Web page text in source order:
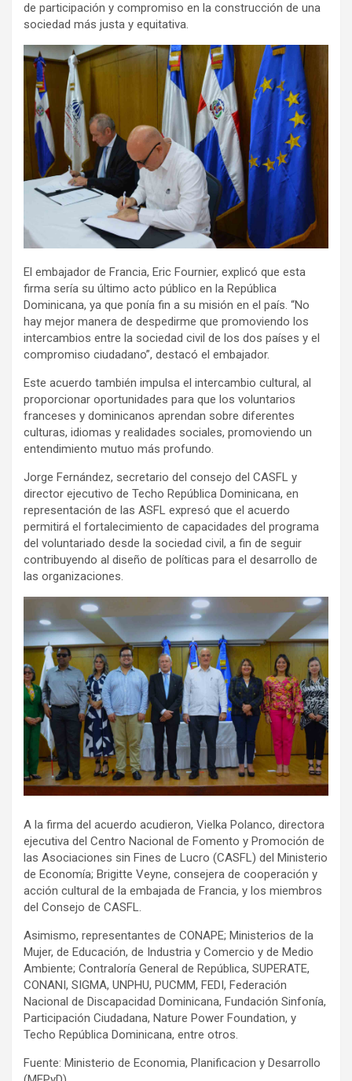
de participación y compromiso en la construcción de una
sociedad más justa y equitativa.
El embajador de Francia, Eric Fournier, explicó que esta
firma sería su último acto público en la República
Dominicana, ya que ponía fin a su misión en el país. “No
hay mejor manera de despedirme que promoviendo los
intercambios entre la sociedad civil de los dos países y el
compromiso ciudadano”, destacó el embajador.
Este acuerdo también impulsa el intercambio cultural, al
proporcionar oportunidades para que los voluntarios
franceses y dominicanos aprendan sobre diferentes
culturas, idiomas y realidades sociales, promoviendo un
entendimiento mutuo más profundo.
Jorge Fernández, secretario del consejo del CASFL y
director ejecutivo de Techo República Dominicana, en
representación de las ASFL expresó que el acuerdo
permitirá el fortalecimiento de capacidades del programa
del voluntariado desde la sociedad civil, a fin de seguir
contribuyendo al diseño de políticas para el desarrollo de
las organizaciones.
A la firma del acuerdo acudieron, Vielka Polanco, directora
ejecutiva del Centro Nacional de Fomento y Promoción de
las Asociaciones sin Fines de Lucro (CASFL) del Ministerio
de Economía; Brigitte Veyne, consejera de cooperación y
acción cultural de la embajada de Francia, y los miembros
del Consejo de CASFL.
Asimismo, representantes de CONAPE; Ministerios de la
Mujer, de Educación, de Industria y Comercio y de Medio
Ambiente; Contraloría General de República, SUPERATE,
CONANI, SIGMA, UNPHU, PUCMM, FEDI, Federación
Nacional de Discapacidad Dominicana, Fundación Sinfonía,
Participación Ciudadana, Nature Power Foundation, y
Techo República Dominicana, entre otros.
Fuente: Ministerio de Economia, Planificacion y Desarrollo